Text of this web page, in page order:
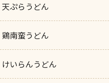
天ぷらうどん
鶏南蛮うどん
けいらんうどん